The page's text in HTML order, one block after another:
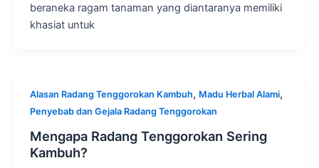
beraneka ragam tanaman yang diantaranya memiliki
khasiat untuk
Alasan Radang Tenggorokan Kambuh, Madu Herbal Alami,
Penyebab dan Gejala Radang Tenggorokan
Mengapa Radang Tenggorokan Sering
Kambuh?